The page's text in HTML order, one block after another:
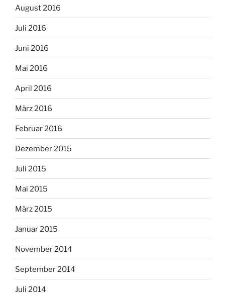
August 2016
Juli 2016
Juni 2016
Mai 2016
April 2016
März 2016
Februar 2016
Dezember 2015
Juli 2015
Mai 2015
März 2015
Januar 2015
November 2014
September 2014
Juli 2014